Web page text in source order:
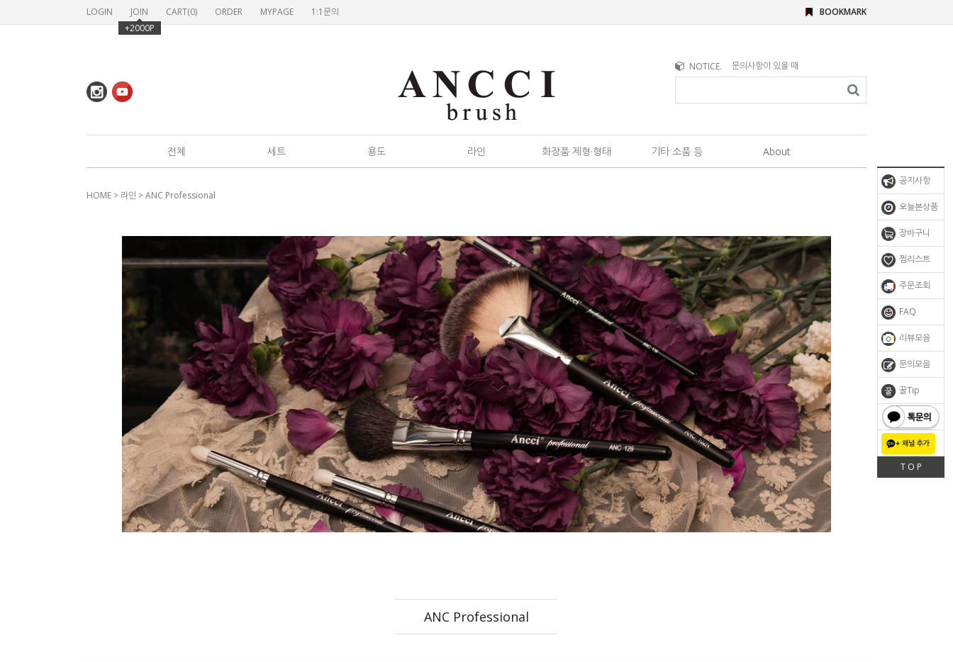
공지사항
오늘본상품
장바구니
찜리스트
주문조회
FAQ
리뷰모음
문의모음
꿀Tip
톡문의
T O P
LOGIN
JOIN
+2000P
CART(0) ORDER MYPAGE 1:1문의 BOOKMARK
NOTICE.
문의사항이 있을 때
브러쉬 구매시 참고사항
전체 세트 용도 라인 화장품 제형·형태 기타 소품 등 About
HOME > 라인 >ANC Professional
ANC Professional